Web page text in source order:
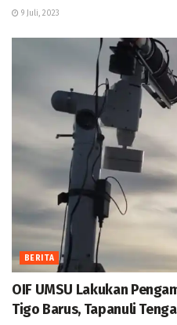
9 Juli, 2023
BERITA
OIF UMSU Lakukan
Tigo Barus, Tapanuli